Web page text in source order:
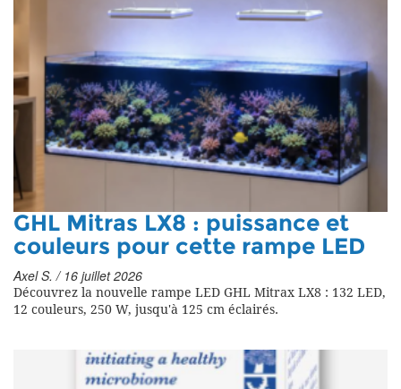
GHL Mitras LX8 : puissance et
couleurs pour cette rampe LED
Axel S. / 16 juillet 2026
Découvrez la nouvelle rampe LED GHL Mitrax LX8 : 132 LED,
12 couleurs, 250 W, jusqu'à 125 cm éclairés.